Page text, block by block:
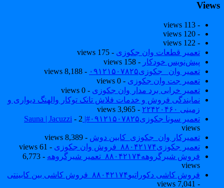
- 113 views
- 120 views
- 122 views
تعمیر قطعات وان جکوزی - 175 views
پیش‌نویس خودکار- 158 views
تعمیر وان _جکوزی۰۹۱۲۱۵۰۷۸۲۵
- 8,188 views
تعمیر جت وان جکوزی - 0 views
تعمیر خرابی برد مدار وان جکوزی - 0 views
نمایندگی فروش و خدمات فلاش تانک توکار والهنگ دیواری و
زمینی ۲۲۴۲۰۴۶۰
- 3,965 views
تعمیر سونا جکوزی۰۹۱۲۱۵۰۷۸۲۵#| Sauna | Jacuzzi
- 2
views
تعمیرکار وان_جکوزی_کابین دوش- 8,389 views
تعمیر جکوزی۸۸۰۴۲۱۷۴_فروش وان جکوزی
- 61 views
فروش شیرگروهه۸۸۰۴۲۱۷۴_تعمیر شیرگروهه
- 6,773
views
فروش کاشی دکوراتیو۸۸۰۴۲۱۷۴_فروش کاشی بین کابینتی